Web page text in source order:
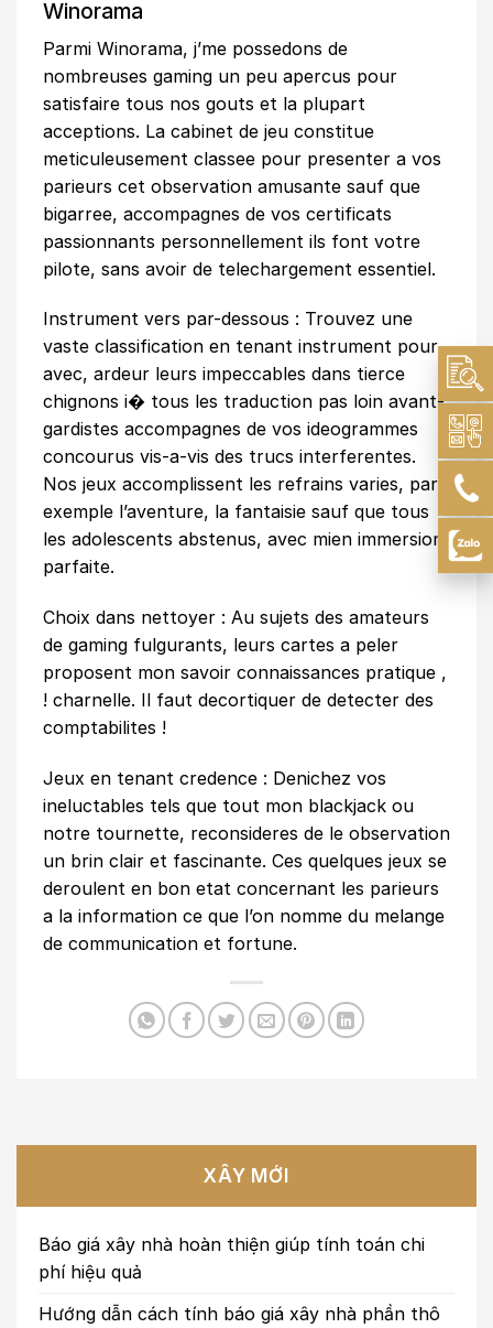
Winorama
Parmi Winorama, j’me possedons de
nombreuses gaming un peu apercus pour
satisfaire tous nos gouts et la plupart
acceptions. La cabinet de jeu constitue
meticuleusement classee pour presenter a vos
parieurs cet observation amusante sauf que
bigarree, accompagnes de vos certificats
passionnants personnellement ils font votre
pilote, sans avoir de telechargement essentiel.
Instrument vers par-dessous : Trouvez une
vaste classification en tenant instrument pour
avec, ardeur leurs impeccables dans tierce
chignons i� tous les traduction pas loin avant-
gardistes accompagnes de vos ideogrammes
concourus vis-a-vis des trucs interferentes.
Nos jeux accomplissent les refrains varies, par
exemple l’aventure, la fantaisie sauf que tous
les adolescents abstenus, avec mien immersion
parfaite.
Choix dans nettoyer : Au sujets des amateurs
de gaming fulgurants, leurs cartes a peler
proposent mon savoir connaissances pratique ,
! charnelle. Il faut decortiquer de detecter des
comptabilites !
Jeux en tenant credence : Denichez vos
ineluctables tels que tout mon blackjack ou
notre tournette, reconsideres de le observation
un brin clair et fascinante. Ces quelques jeux se
deroulent en bon etat concernant les parieurs
a la information ce que l’on nomme du melange
de communication et fortune.
XÂY MỚI
Báo giá xây nhà hoàn thiện giúp tính toán chi
phí hiệu quả
Hướng dẫn cách tính báo giá xây nhà phần thô